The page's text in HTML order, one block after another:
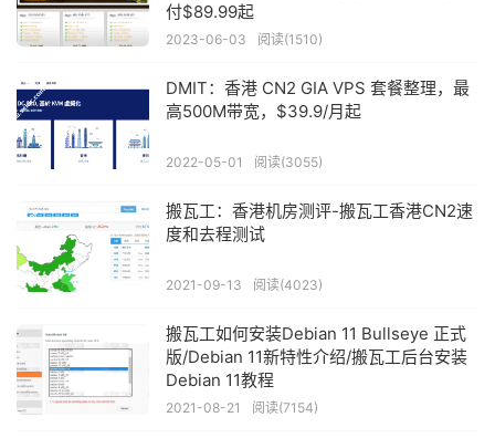
付$89.99起
2023-06-03 阅读(1510)
DMIT：香港 CN2 GIA VPS 套餐整理，最
高500M带宽，$39.9/月起
2022-05-01 阅读(3055)
搬瓦工：香港机房测评-搬瓦工香港CN2速
度和去程测试
2021-09-13 阅读(4023)
搬瓦工如何安装Debian 11 Bullseye 正式
版/Debian 11新特性介绍/搬瓦工后台安装
Debian 11教程
2021-08-21 阅读(7154)